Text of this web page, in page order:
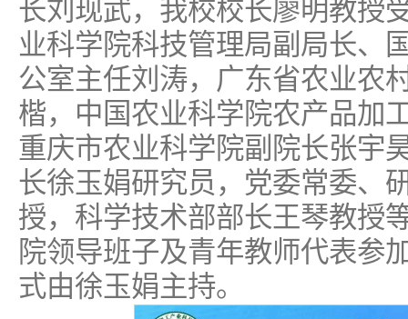
长刘现武，我校校长廖明教授
业科学院科技管理局副局长、
公室主任刘涛，广东省农业农
楷，中国农业科学院农产品加
重庆市农业科学院副院长张宇
长徐玉娟研究员，党委常委、
授，科学技术部部长王琴教授
院领导班子及青年教师代表参
式由徐玉娟主持。